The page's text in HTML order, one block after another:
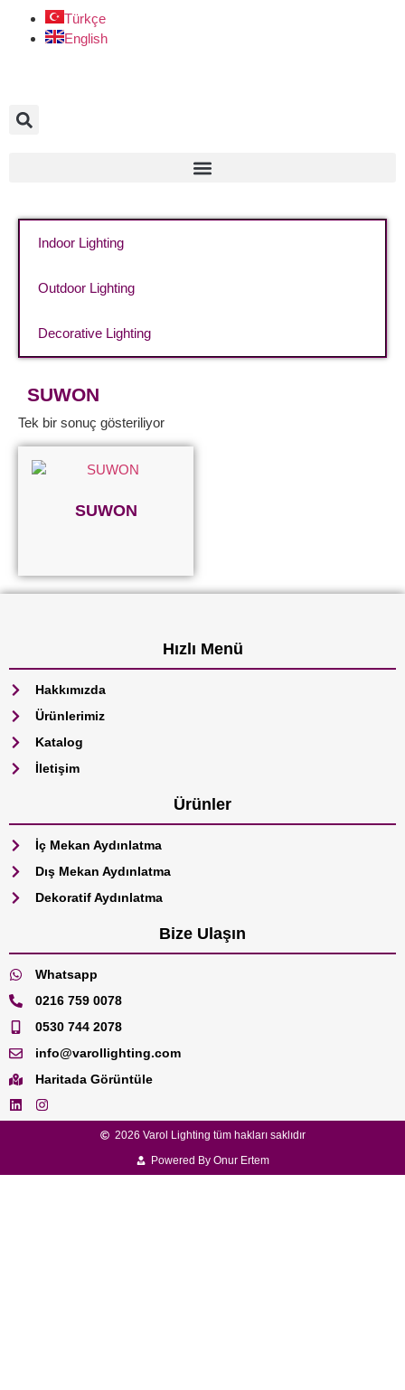
Türkçe
English
Indoor Lighting
Outdoor Lighting
Decorative Lighting
SUWON
Tek bir sonuç gösteriliyor
SUWON
Hızlı Menü
Hakkımızda
Ürünlerimiz
Katalog
İletişim
Ürünler
İç Mekan Aydınlatma
Dış Mekan Aydınlatma
Dekoratif Aydınlatma
Bize Ulaşın
Whatsapp
0216 759 0078
0530 744 2078
info@varollighting.com
Haritada Görüntüle
2026 Varol Lighting tüm hakları saklıdır
Powered By Onur Ertem